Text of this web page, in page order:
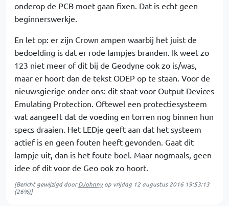
onderop de PCB moet gaan fixen. Dat is echt geen
beginnerswerkje.
En let op: er zijn Crown ampen waarbij het juist de
bedoelding is dat er rode lampjes branden. Ik weet zo
123 niet meer of dit bij de Geodyne ook zo is/was,
maar er hoort dan de tekst ODEP op te staan. Voor de
nieuwsgierige onder ons: dit staat voor Output Devices
Emulating Protection. Oftewel een protectiesysteem
wat aangeeft dat de voeding en torren nog binnen hun
specs draaien. Het LEDje geeft aan dat het systeem
actief is en geen fouten heeft gevonden. Gaat dit
lampje uit, dan is het foute boel. Maar nogmaals, geen
idee of dit voor de Geo ook zo hoort.
[Bericht gewijzigd doorDJohnnyop vrijdag 12 augustus 2016 19:53:13
(26%)]